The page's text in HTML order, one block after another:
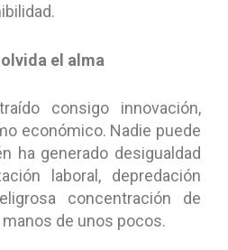
el alma
consigo innovación,
económico. Nadie puede
ha generado desigualdad
laboral, depredación
concentración de
de unos pocos.